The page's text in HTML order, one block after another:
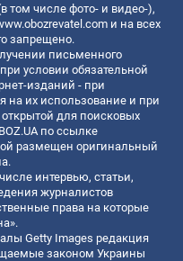
том числе фото- и видео-),
и на всех
запрещено.
письменного
условии обязательной
изданий - при
на их использование и при
для поисковых
по ссылке
размещен оригинальный
интервью, статьи,
журналистов
права на которые
Getty Images редакция
законом Украины